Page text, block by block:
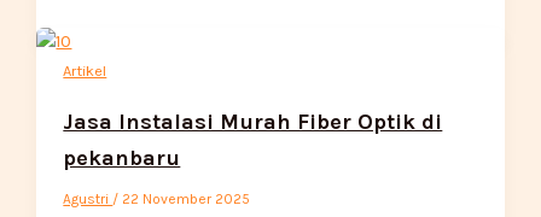
Artikel
Jasa Instalasi Murah Fiber Optik di
pekanbaru
Agustri / 22 November 2025